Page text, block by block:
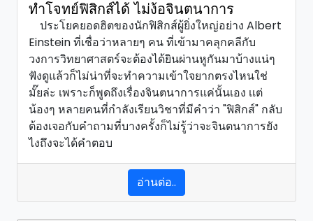
ทำโจทย์ฟิสิกส์ได้ ไม่ง้อจินตนาการ
ประโยคยอดฮิตของนักฟิสิกส์ผู้ยิ่งใหญ่อย่าง Albert
Einstein ที่เชื่อว่าหลายๆ คน ที่เข้ามาคลุกคลีกับ
วงการวิทยาศาสตร์จะต้องได้ยินผ่านหูกันมาบ้างแน่ๆ
ฟังดูแล้วก็ไม่น่าที่จะทำความเข้าใจยากตรงไหนใช่
มั๊ยล่ะ เพราะก็พูดถึงเรื่องจินตนาการแค่นั้นเอง เเต่
น้องๆ หลายคนที่กำลังเรียนวิชาที่มีคำว่า "ฟิสิกส์" กลับ
ต้องเจอกับคำถามที่บางครั้งก็ไม่รู้ว่าจะจินตนาการยัง
ไงถึงจะได้คำตอบ
อ่านต่อ..